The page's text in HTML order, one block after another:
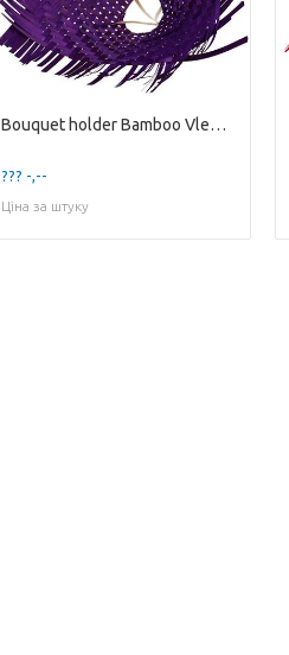
Bouquet holder Bamboo Vlecht D34cm
??? -,--
Ціна за штуку